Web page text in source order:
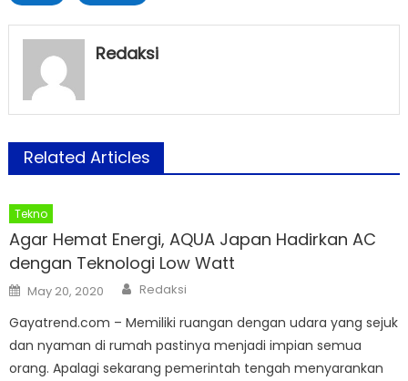
Redaksi
Related Articles
Tekno
Agar Hemat Energi, AQUA Japan Hadirkan AC
dengan Teknologi Low Watt
Posted
on
May 20, 2020 Author
Redaksi
Gayatrend.com – Memiliki ruangan dengan udara yang sejuk
dan nyaman di rumah pastinya menjadi impian semua
orang. Apalagi sekarang pemerintah tengah menyarankan